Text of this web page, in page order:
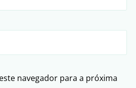
navegador para a próxima